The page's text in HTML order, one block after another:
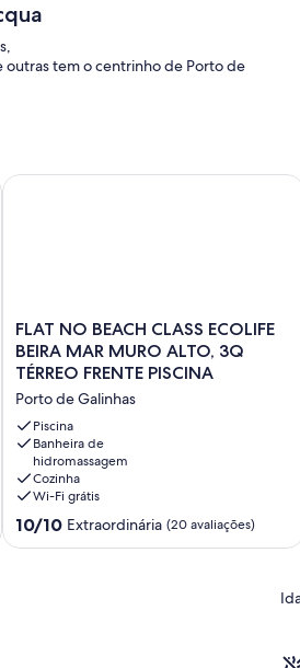
outras tem o centrinho de Porto de
DE GALINHAS DENTRO DO
FLAT
NO
BEACH
CLASS
ECOLIFE
BEIRA
MAR
MURO
ALTO,
3Q
TÉRREO
FRENTE
FLAT NO BEACH CLASS ECOLIFE
BEIRA MAR MURO ALTO, 3Q
TÉRREO FRENTE PISCINA
Porto de Galinhas
Piscina
Banheira de
hidromassagem
Cozinha
Wi-Fi grátis
10.0
de
10/10 Extraordinária (20 avaliações)
FLAT NO BEACH CLASS ECOLIFE